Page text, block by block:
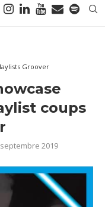
Groover
coups
2019